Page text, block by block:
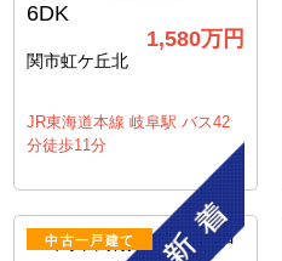
6DK
1,580万円
関市虹ケ丘北
JR東海道本線 岐阜駅 バス42
分徒歩11分
中古一戸建て